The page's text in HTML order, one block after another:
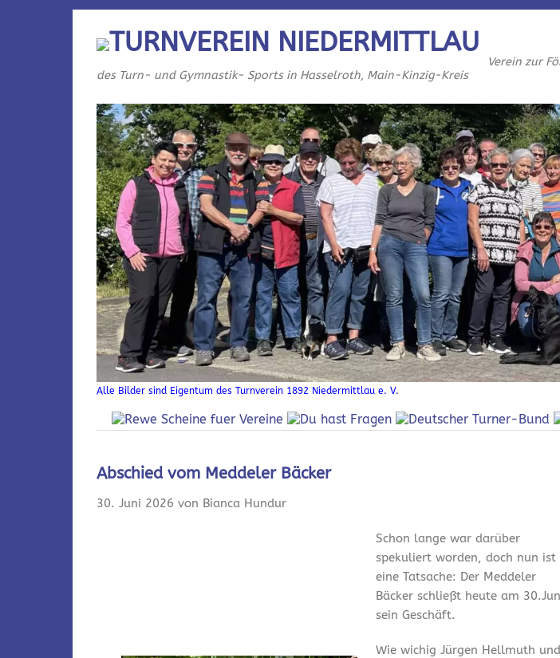
TURNVEREIN NIEDERMITTLAU
Verein zur
des Turn- und Gymnastik- Sports in Hasselroth, Main-Kinzig-Kreis
Alle Bilder sind Eigentum des Turnverein 1892 Niedermittlau e. V.
Abschied vom Meddeler Bäcker
30. Juni 2026 von Bianca Hundur
Schon lange war darüber
spekuliert worden, doch nun ist
eine Tatsache: Der Meddeler
Bäcker schließt heute am
sein Geschäft.
Wie wichig Jürgen Hellmuth und